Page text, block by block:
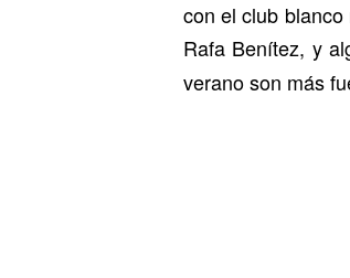
con el club
Rafa Benítez, y
verano son más